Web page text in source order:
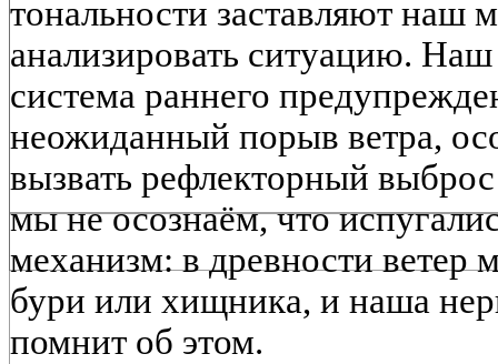
тональности заставляют наш
анализировать ситуацию.
система раннего
неожиданный порыв ветра,
вызвать рефлекторный
мы не осознаём, что
механизм: в древности ветер
бури или хищника, и наша
помнит об этом.